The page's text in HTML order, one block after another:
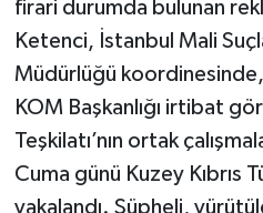
firari durumda bulunan
Ketenci, İstanbul Mali
Müdürlüğü koordinesinde,
KOM Başkanlığı irtibat
Teşkilatı’nın ortak
Cuma günü Kuzey Kıbrıs
yakalandı. Şüpheli,